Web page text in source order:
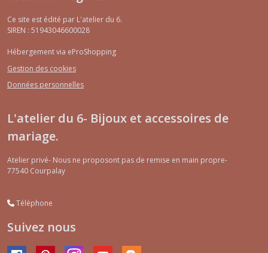
Ce site est édité par L'atelier du 6.
SIREN : 51943046600028
Hébergement via eProShopping
Gestion des cookies
Données personnelles
L'atelier du 6- Bijoux et accessoires de
mariage.
Atelier privé- Nous ne proposont pas de remise en main propre-
77540 Courpalay
Téléphone
Suivez nous